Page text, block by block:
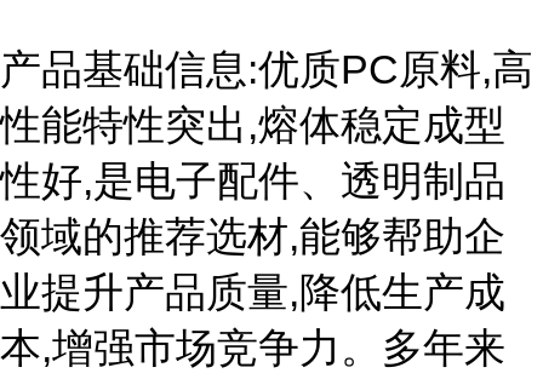
产品基础信息:优质PC原料,高
性能特性突出,熔体稳定成型
性好,是电子配件、透明制品
领域的推荐选材,能够帮助企
业提升产品质量,降低生产成
本,增强市场竞争力。多年来